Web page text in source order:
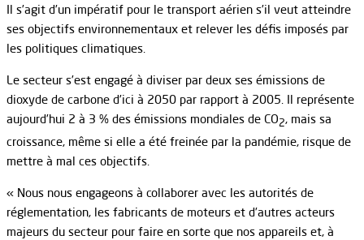
Il s’agit d’un impératif pour le transport aérien s’il veut atteindre
ses objectifs environnementaux et relever les défis imposés par
les politiques climatiques.
Le secteur s’est engagé à diviser par deux ses émissions de
dioxyde de carbone d’ici à 2050 par rapport à 2005. Il représente
aujourd’hui 2 à 3 % des émissions mondiales de CO2, mais sa
croissance, même si elle a été freinée par la pandémie, risque de
mettre à mal ces objectifs.
« Nous nous engageons à collaborer avec les autorités de
réglementation, les fabricants de moteurs et d’autres acteurs
majeurs du secteur pour faire en sorte que nos appareils et, à